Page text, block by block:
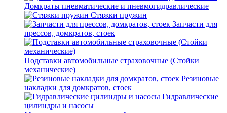
Домкраты пневматические и пневмогидравлические
Стяжки пружин
Запчасти для
прессов, домкратов, стоек
Подставки автомобильные страховочные (Стойки
механические)
Резиновые
накладки для домкратов, стоек
Гидравлические
цилиндры и насосы